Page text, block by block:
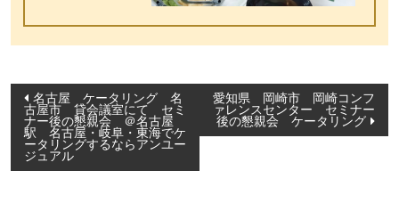
投
稿
ナ
ビ
名古屋 ケータリング 名
古屋市 貸会議室にて セミ
ナー後の懇親会 ＠名古屋
駅 名古屋・岐阜・東海でケ
ータリングするならアンユー
ジュアル
愛知県 岡崎市 岡崎コンフ
ァレンスセンター セミナー
後の懇親会 ケータリング